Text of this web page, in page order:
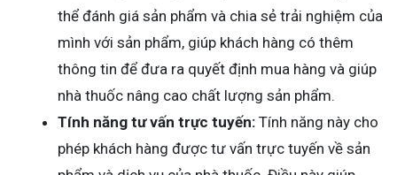
thể đánh giá sản phẩm và chia sẻ trải nghiệm của
mình với sản phẩm, giúp khách hàng có thêm
thông tin để đưa ra quyết định mua hàng và giúp
nhà thuốc nâng cao chất lượng sản phẩm.
Tính năng tư vấn trực tuyến: Tính năng này cho
phép khách hàng được tư vấn trực tuyến về sản